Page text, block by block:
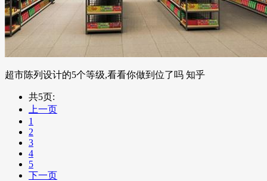
超市陈列设计的5个等级,看看你做到位了吗 知乎
共5页:
上一页
1
2
3
4
5
下一页